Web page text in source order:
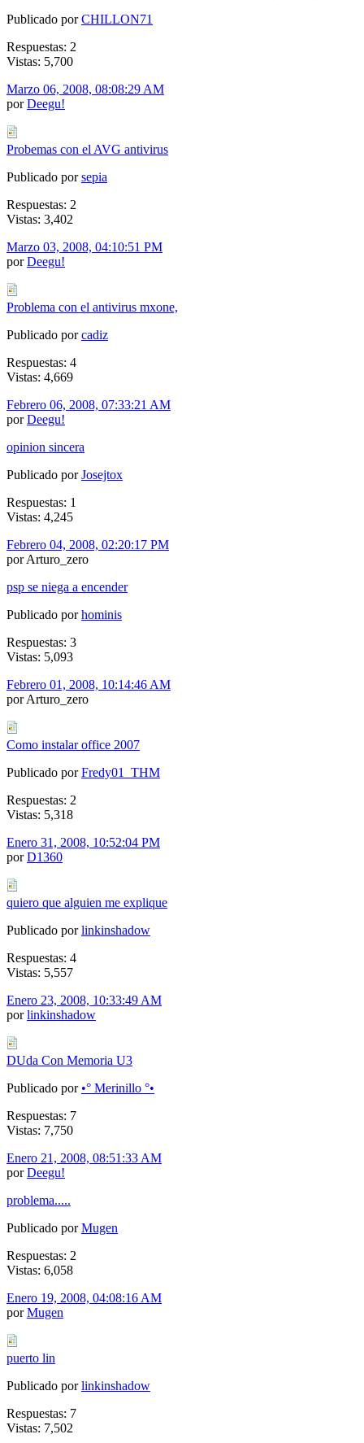
Publicado porCHILLON71
Respuestas: 2
Vistas: 5,700
Marzo 06, 2008, 08:08:29 AM
porDeegu!
Probemas con el AVG antivirus
Publicado porsepia
Respuestas: 2
Vistas: 3,402
Marzo 03, 2008, 04:10:51 PM
porDeegu!
Problema con el antivirus mxone,
Publicado porcadiz
Respuestas: 4
Vistas: 4,669
Febrero 06, 2008, 07:33:21 AM
porDeegu!
opinion sincera
Publicado porJosejtox
Respuestas: 1
Vistas: 4,245
Febrero 04, 2008, 02:20:17 PM
por Arturo_zero
psp se niega a encender
Publicado porhominis
Respuestas: 3
Vistas: 5,093
Febrero 01, 2008, 10:14:46 AM
por Arturo_zero
Como instalar office 2007
Publicado porFredy01_THM
Respuestas: 2
Vistas: 5,318
Enero 31, 2008, 10:52:04 PM
porD1360
quiero que alguien me explique
Publicado porlinkinshadow
Respuestas: 4
Vistas: 5,557
Enero 23, 2008, 10:33:49 AM
porlinkinshadow
DUda Con Memoria U3
Publicado por •° Merinillo °•
Respuestas: 7
Vistas: 7,750
Enero 21, 2008, 08:51:33 AM
porDeegu!
problema.....
Publicado porMugen
Respuestas: 2
Vistas: 6,058
Enero 19, 2008, 04:08:16 AM
porMugen
puerto lin
Publicado porlinkinshadow
Respuestas: 7
Vistas: 7,502